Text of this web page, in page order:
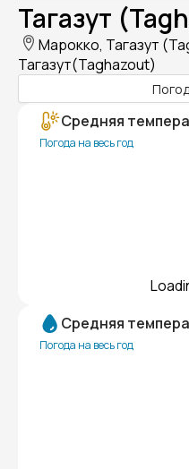
Тагазут
Марокко, Тагазут
Тагазут(Taghazout)
Средняя
Погода на весь год
Средняя
Погода на весь год